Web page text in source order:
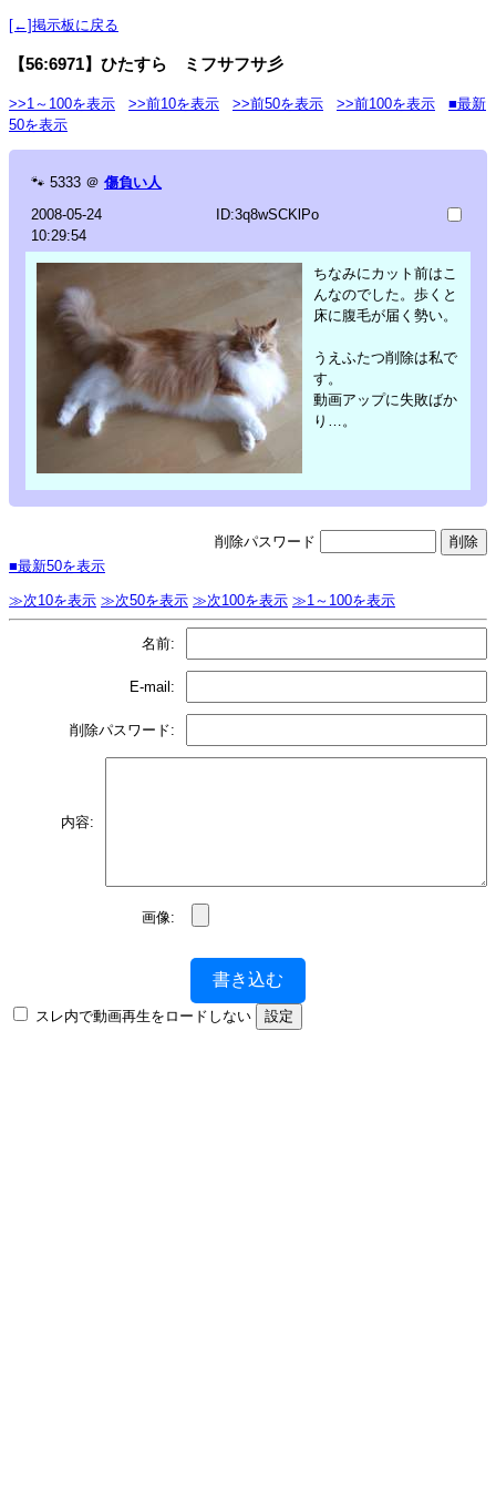
[←]掲示板に戻る
【56:6971】ひたすら ミフサフサ彡
>>1～100を表示 >>前10を表示 >>前50を表示 >>前100を表示
■最新
50を表示
🐾 5333 ＠ 傷負い人
2008-05-24
10:29:54
ID:3q8wSCKlPo
ちなみにカット前はこ
んなのでした。歩くと
床に腹毛が届く勢い。
うえふたつ削除は私で
す。
動画アップに失敗ばか
り…。
削除パスワード
■最新50を表示
≫次10を表示 ≫次50を表示 ≫次100を表示 ≫1～100を表示
名前:
E-mail:
削除パスワード:
内容:
画像:
書き込む
スレ内で動画再生をロードしない